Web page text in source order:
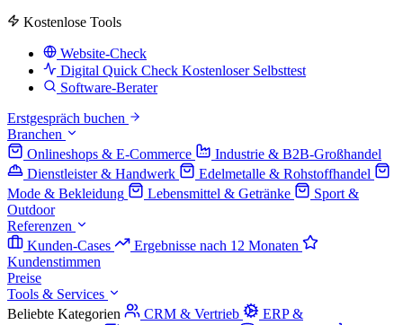
Kostenlose Tools
Website-Check
Digital Quick Check Kostenloser Selbsttest
Software-Berater
Erstgespräch buchen
Branchen
Onlineshops & E-Commerce
Industrie & B2B-Großhandel
Dienstleister & Handwerk
Edelmetalle & Rohstoffhandel
Mode & Bekleidung
Lebensmittel & Getränke
Sport &
Outdoor
Referenzen
Kunden-Cases
Ergebnisse nach 12 Monaten
Kundenstimmen
Preise
Tools & Services
Beliebte Kategorien
CRM & Vertrieb
ERP &